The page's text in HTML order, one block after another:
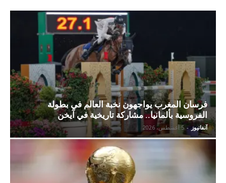
فرسان المغرب يواجهون نخبة العالم في بطولة
الفروسية بألمانيا.. مشاركة تاريخية في آيخن
آنفانيوز - 5 أغسطس، 2026